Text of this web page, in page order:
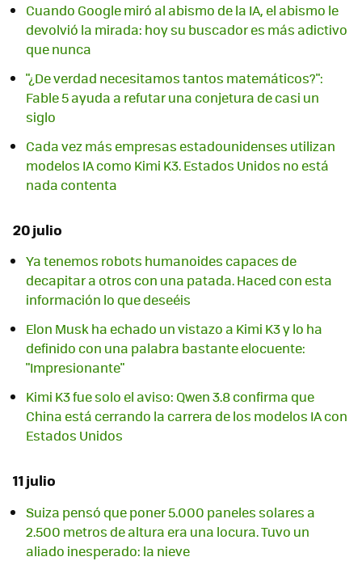
Cuando Google miró al abismo de la IA, el abismo le
devolvió la mirada: hoy su buscador es más adictivo
que nunca
"¿De verdad necesitamos tantos matemáticos?":
Fable 5 ayuda a refutar una conjetura de casi un
siglo
Cada vez más empresas estadounidenses utilizan
modelos IA como Kimi K3. Estados Unidos no está
nada contenta
20 julio
Ya tenemos robots humanoides capaces de
decapitar a otros con una patada. Haced con esta
información lo que deseéis
Elon Musk ha echado un vistazo a Kimi K3 y lo ha
definido con una palabra bastante elocuente:
"Impresionante"
Kimi K3 fue solo el aviso: Qwen 3.8 confirma que
China está cerrando la carrera de los modelos IA con
Estados Unidos
11 julio
Suiza pensó que poner 5.000 paneles solares a
2.500 metros de altura era una locura. Tuvo un
aliado inesperado: la nieve